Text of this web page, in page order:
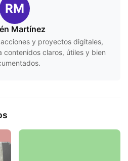
RM
Martínez
y proyectos digitales,
contenidos claros, útiles y bien